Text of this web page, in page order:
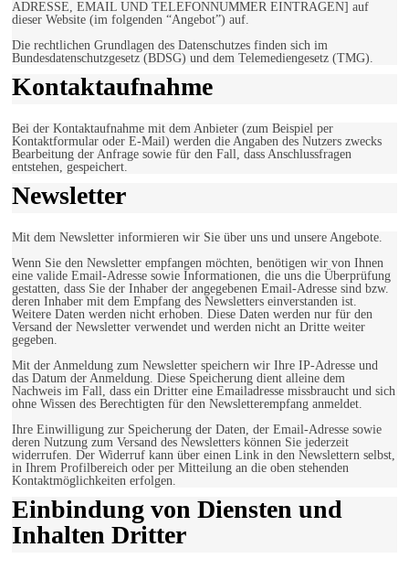
ADRESSE, EMAIL UND TELEFONNUMMER EINTRAGEN] auf
dieser Website (im folgenden “Angebot”) auf.
Die rechtlichen Grundlagen des Datenschutzes finden sich im
Bundesdatenschutzgesetz (BDSG) und dem Telemediengesetz (TMG).
Kontaktaufnahme
Bei der Kontaktaufnahme mit dem Anbieter (zum Beispiel per
Kontaktformular oder E-Mail) werden die Angaben des Nutzers zwecks
Bearbeitung der Anfrage sowie für den Fall, dass Anschlussfragen
entstehen, gespeichert.
Newsletter
Mit dem Newsletter informieren wir Sie über uns und unsere Angebote.
Wenn Sie den Newsletter empfangen möchten, benötigen wir von Ihnen
eine valide Email-Adresse sowie Informationen, die uns die Überprüfung
gestatten, dass Sie der Inhaber der angegebenen Email-Adresse sind bzw.
deren Inhaber mit dem Empfang des Newsletters einverstanden ist.
Weitere Daten werden nicht erhoben. Diese Daten werden nur für den
Versand der Newsletter verwendet und werden nicht an Dritte weiter
gegeben.
Mit der Anmeldung zum Newsletter speichern wir Ihre IP-Adresse und
das Datum der Anmeldung. Diese Speicherung dient alleine dem
Nachweis im Fall, dass ein Dritter eine Emailadresse missbraucht und sich
ohne Wissen des Berechtigten für den Newsletterempfang anmeldet.
Ihre Einwilligung zur Speicherung der Daten, der Email-Adresse sowie
deren Nutzung zum Versand des Newsletters können Sie jederzeit
widerrufen. Der Widerruf kann über einen Link in den Newslettern selbst,
in Ihrem Profilbereich oder per Mitteilung an die oben stehenden
Kontaktmöglichkeiten erfolgen.
Einbindung von Diensten und
Inhalten Dritter